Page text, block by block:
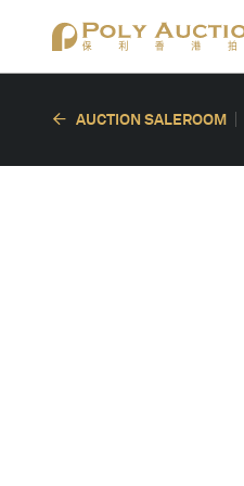
AUCTION SALEROOM